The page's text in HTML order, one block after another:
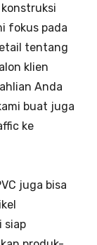
fokus pada
tentang
klien
Anda
buat juga
ke
juga bisa
siap